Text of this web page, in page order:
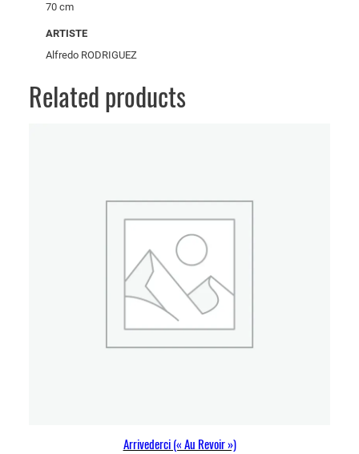
70 cm
ARTISTE
Alfredo RODRIGUEZ
Related products
Arrivederci (« Au Revoir »)